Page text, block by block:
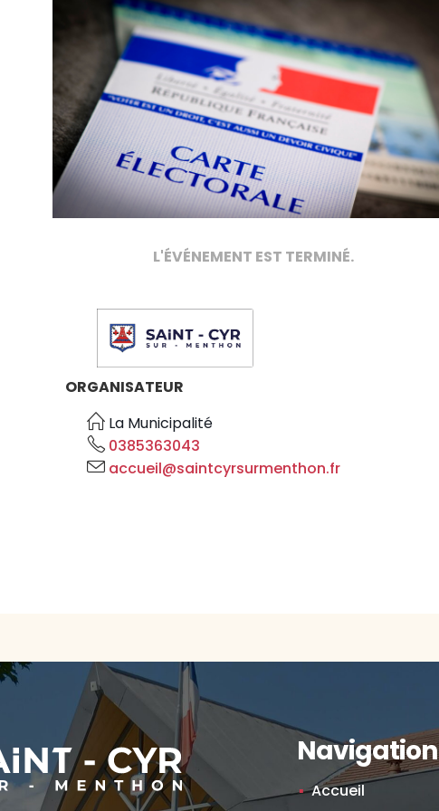
L'ÉVÉNEMENT EST TERMINÉ.
ORGANISATEUR
La Municipalité
0385363043
accueil@saintcyrsurmenthon.fr
Navigation
Accueil